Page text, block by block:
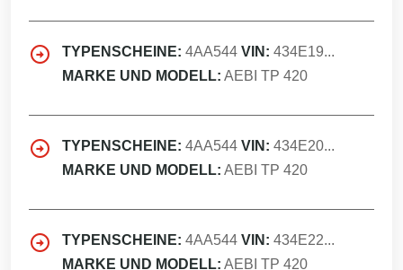
TYPENSCHEINE: 4AA544 VIN: 434E19...
MARKE UND MODELL: AEBI TP 420
TYPENSCHEINE: 4AA544 VIN: 434E20...
MARKE UND MODELL: AEBI TP 420
TYPENSCHEINE: 4AA544 VIN: 434E22...
MARKE UND MODELL: AEBI TP 420